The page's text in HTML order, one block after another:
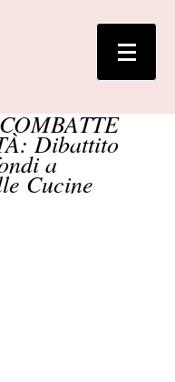
Dibattito
a
Cucine